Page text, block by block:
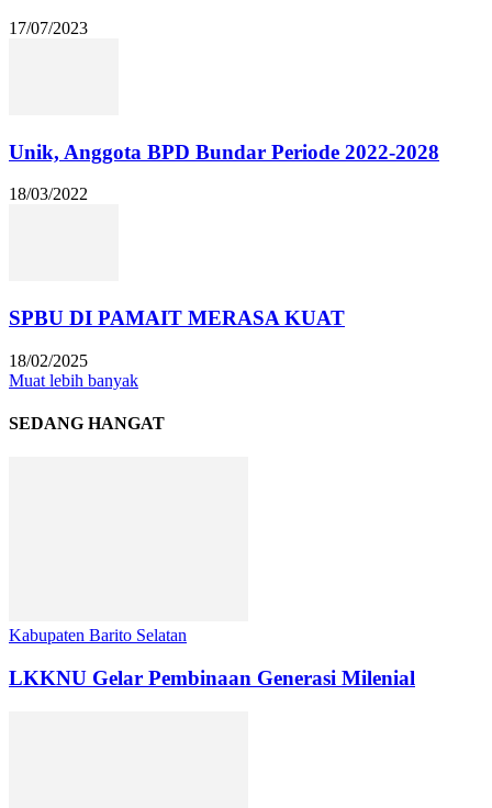
17/07/2023
Unik, Anggota BPD Bundar Periode 2022-2028
18/03/2022
SPBU DI PAMAIT MERASA KUAT
18/02/2025
Muat lebih banyak
SEDANG HANGAT
Kabupaten Barito Selatan
LKKNU Gelar Pembinaan Generasi Milenial